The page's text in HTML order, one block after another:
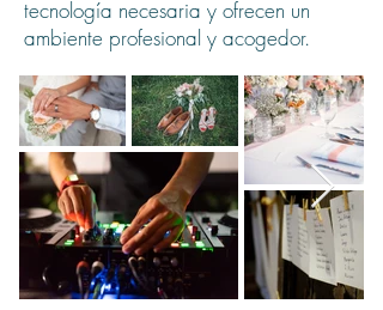
tecnología necesaria y ofrecen un
ambiente profesional y acogedor.